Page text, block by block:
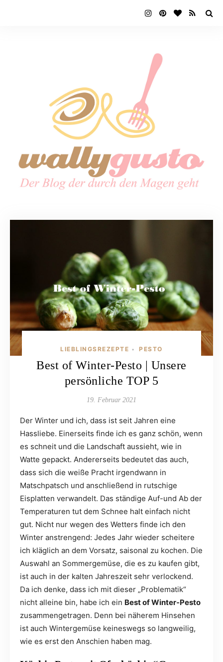
LIEBLINGSREZEPTE • PESTO
Best of Winter-Pesto | Unsere
persönliche TOP 5
19. Februar 2021
Der Winter und ich, dass ist seit Jahren eine
Hassliebe. Einerseits finde ich es ganz schön, wenn
es schneit und die Landschaft aussieht, wie in
Watte gepackt. Andererseits bedeutet das auch,
dass sich die weiße Pracht irgendwann in
Matschpatsch und anschließend in rutschige
Eisplatten verwandelt. Das ständige Auf-und Ab der
Temperaturen tut dem Schnee halt einfach nicht
gut. Nicht nur wegen des Wetters finde ich den
Winter anstrengend: Jedes Jahr wieder scheitere
ich kläglich an dem Vorsatz, saisonal zu kochen. Die
Auswahl an Sommergemüse, die es zu kaufen gibt,
ist auch in der kalten Jahreszeit sehr verlockend.
Da ich denke, dass ich mit dieser „Problematik“
nicht alleine bin, habe ich ein Best of Winter-Pesto
zusammengetragen. Denn bei näherem Hinsehen
ist auch Wintergemüse keineswegs so langweilig,
wie es erst den Anschien haben mag.